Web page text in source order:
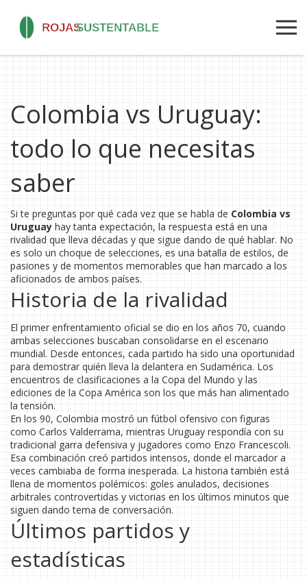
Colombia vs Uruguay:
todo lo que necesitas
saber
Si te preguntas por qué cada vez que se habla de Colombia vs
Uruguay hay tanta expectación, la respuesta está en una
rivalidad que lleva décadas y que sigue dando de qué hablar. No
es solo un choque de selecciones, es una batalla de estilos, de
pasiones y de momentos memorables que han marcado a los
aficionados de ambos países.
Historia de la rivalidad
El primer enfrentamiento oficial se dio en los años 70, cuando
ambas selecciones buscaban consolidarse en el escenario
mundial. Desde entonces, cada partido ha sido una oportunidad
para demostrar quién lleva la delantera en Sudamérica. Los
encuentros de clasificaciones a la Copa del Mundo y las
ediciones de la Copa América son los que más han alimentado
la tensión.
En los 90, Colombia mostró un fútbol ofensivo con figuras
como Carlos Valderrama, mientras Uruguay respondía con su
tradicional garra defensiva y jugadores como Enzo Francescoli.
Esa combinación creó partidos intensos, donde el marcador a
veces cambiaba de forma inesperada. La historia también está
llena de momentos polémicos: goles anulados, decisiones
arbitrales controvertidas y victorias en los últimos minutos que
siguen dando tema de conversación.
Últimos partidos y
estadísticas